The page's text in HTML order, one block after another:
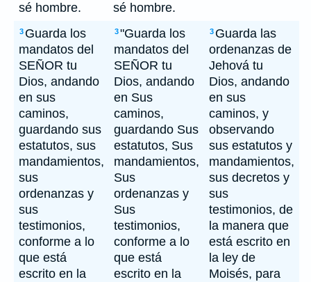
sé hombre.
sé hombre.
3 Guarda los
mandatos del
SEÑOR tu
Dios, andando
en sus
caminos,
guardando sus
estatutos, sus
mandamientos,
sus
ordenanzas y
sus
testimonios,
conforme a lo
que está
escrito en la
3"Guarda los
mandatos del
SEÑOR tu
Dios, andando
en Sus
caminos,
guardando Sus
estatutos, Sus
mandamientos,
Sus
ordenanzas y
Sus
testimonios,
conforme a lo
que está
escrito en la
3 Guarda las
ordenanzas de
Jehová tu
Dios, andando
en sus
caminos, y
observando
sus estatutos y
mandamientos,
sus decretos y
sus
testimonios, de
la manera que
está escrito en
la ley de
Moisés, para